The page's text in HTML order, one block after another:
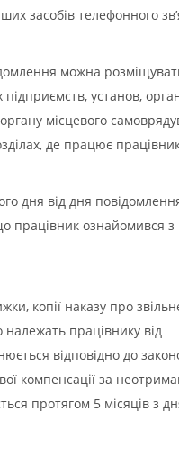
засобів телефонного
можна
установ,
місцевого
де працює
дня від дня
працівник ознайомився з
копії наказу про
належать працівнику від
відповідно до
компенсації за
протягом 5 місяців з